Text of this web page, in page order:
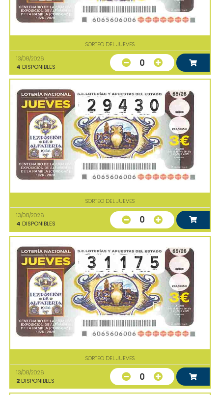
SORTEO DEL JUEVES
13/08/2026
4 DISPONIBLES 0
SORTEO DEL JUEVES
13/08/2026
4 DISPONIBLES 0
SORTEO DEL JUEVES
13/08/2026
2 DISPONIBLES 0